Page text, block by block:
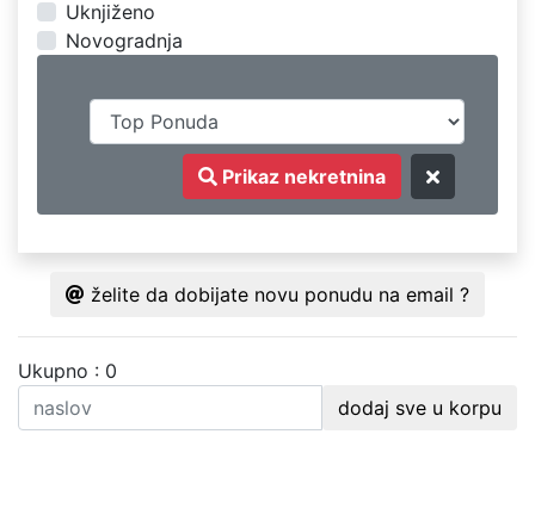
Uknjiženo
Novogradnja
Prikaz nekretnina
želite da dobijate novu ponudu na email ?
Ukupno : 0
dodaj sve u korpu